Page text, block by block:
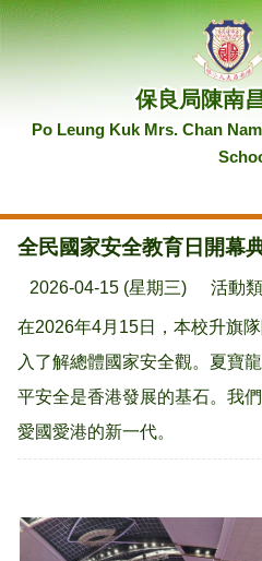
保良局陳南
Po Leung Kuk Mrs. Chan
全民國家安全教育日開幕
2026-04-15 (星期三) 活動
在2026年4月15日，本校升旗
入了解總體國家安全觀。夏寶
平安全是香港發展的基石。我
愛國愛港的新一代。